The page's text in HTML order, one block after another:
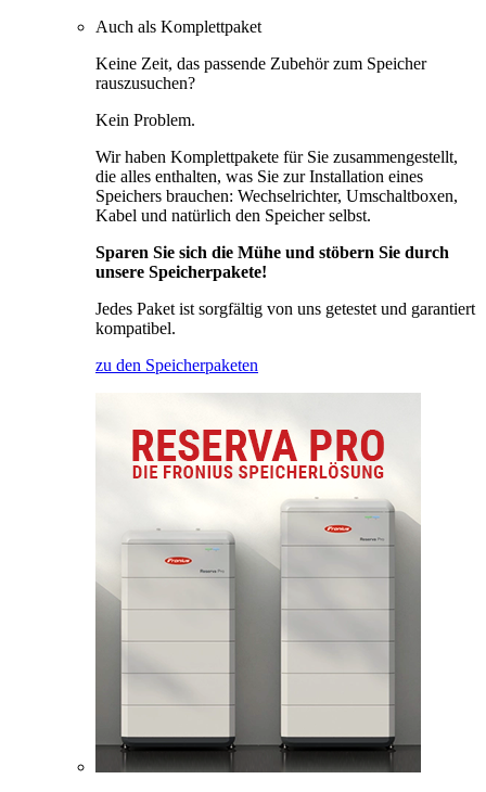
Auch als Komplettpaket
Keine Zeit, das passende Zubehör zum Speicher
rauszusuchen?
Kein Problem.
Wir haben Komplettpakete für Sie zusammengestellt,
die alles enthalten, was Sie zur Installation eines
Speichers brauchen: Wechselrichter, Umschaltboxen,
Kabel und natürlich den Speicher selbst.
Sparen Sie sich die Mühe und stöbern Sie durch
unsere Speicherpakete!
Jedes Paket ist sorgfältig von uns getestet und garantiert
kompatibel.
zu den Speicherpaketen